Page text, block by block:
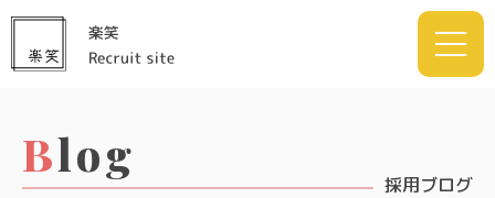
Blog
採用ブログ